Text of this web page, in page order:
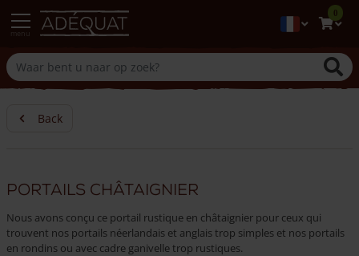
0
Back
Portails châtaignier
Nous avons conçu ce portail rustique en châtaignier pour ceux qui
trouvent nos portails néerlandais et anglais trop simples et nos portails
en rondins ou avec cadre ganivelle trop rustiques.